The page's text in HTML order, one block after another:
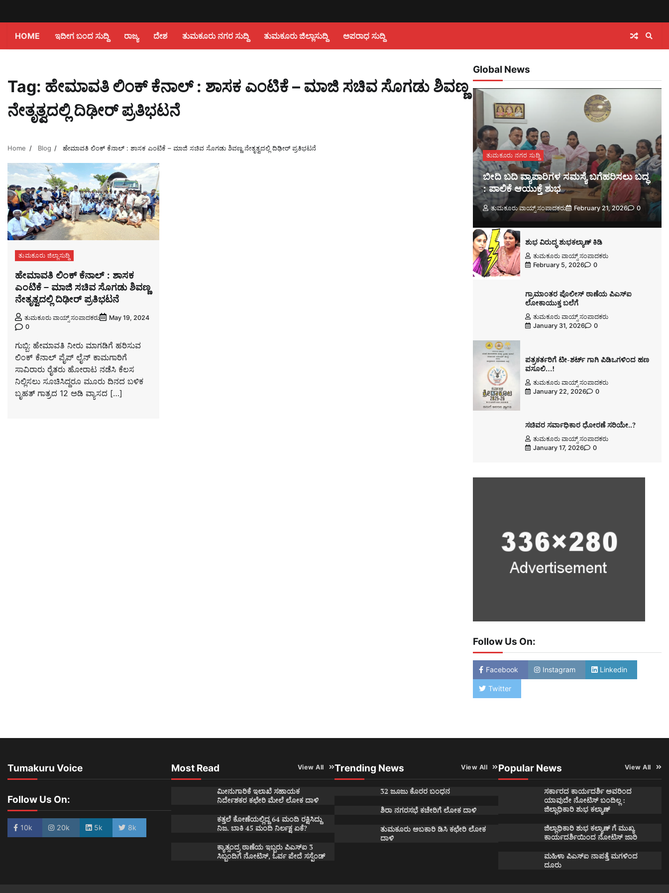
HOME ಇದೀಗ ಬಂದ ಸುದ್ದಿ ರಾಜ್ಯ ದೇಶ ತುಮಕೂರು ನಗರ ಸುದ್ದಿ ತುಮಕೂರು ಜಿಲ್ಲಾಸುದ್ದಿ ಅಪರಾಧ ಸುದ್ದಿ
Tag: ಹೇಮಾವತಿ ಲಿಂಕ್ ಕೆನಾಲ್ : ಶಾಸಕ ಎಂಟಿಕೆ – ಮಾಜಿ ಸಚಿವ ಸೊಗಡು ಶಿವಣ್ಣ
ನೇತೃತ್ವದಲ್ಲಿ ದಿಢೀರ್ ಪ್ರತಿಭಟನೆ
Home Blog ಹೇಮಾವತಿ ಲಿಂಕ್ ಕೆನಾಲ್ : ಶಾಸಕ ಎಂಟಿಕೆ – ಮಾಜಿ ಸಚಿವ ಸೊಗಡು ಶಿವಣ್ಣ ನೇತೃತ್ವದಲ್ಲಿ ದಿಢೀರ್ ಪ್ರತಿಭಟನೆ
ತುಮಕೂರು ಜಿಲ್ಲಾಸುದ್ದಿ
ಹೇಮಾವತಿ ಲಿಂಕ್ ಕೆನಾಲ್ : ಶಾಸಕ
ಎಂಟಿಕೆ – ಮಾಜಿ ಸಚಿವ ಸೊಗಡು ಶಿವಣ್ಣ
ನೇತೃತ್ವದಲ್ಲಿ ದಿಢೀರ್ ಪ್ರತಿಭಟನೆ
ತುಮಕೂರು ವಾಯ್ಸ್ ಸಂಪಾದಕರು
May 19, 2024
0
ಗುಬ್ಬಿ: ಹೇಮಾವತಿ ನೀರು ಮಾಗಡಿಗೆ ಹರಿಸುವ
ಲಿಂಕ್ ಕೆನಾಲ್ ಪೈಪ್ ಲೈನ್ ಕಾಮಗಾರಿಗೆ
ಸಾವಿರಾರು ರೈತರು ಹೋರಾಟ ನಡೆಸಿ ಕೆಲಸ
ನಿಲ್ಲಿಸಲು ಸೂಚಿಸಿದ್ದರೂ ಮೂರು ದಿನದ ಬಳಿಕ
ಬೃಹತ್ ಗಾತ್ರದ 12 ಅಡಿ ವ್ಯಾಸದ […]
Global News
ತುಮಕೂರು ನಗರ ಸುದ್ದಿ
ಬೀದಿ ಬದಿ ವ್ಯಾಪಾರಿಗಳ ಸಮಸ್ಯೆ ಬಗೆಹರಿಸಲು ಬದ್ಧ
: ಪಾಲಿಕೆ ಆಯುಕ್ತೆ ಶುಭ
ತುಮಕೂರು ವಾಯ್ಸ್ ಸಂಪಾದಕರು February 21, 2026 0
ಶುಭ ವಿರುದ್ಧ ಶುಭಕಲ್ಯಾಣ್ ಕಿಡಿ
ತುಮಕೂರು ವಾಯ್ಸ್ ಸಂಪಾದಕರು
February 5, 2026
0
ಗ್ರಾಮಾಂತರ ಪೊಲೀಸ್ ಠಾಣೆಯ ಪಿಎಸ್ಐ
ಲೋಕಾಯುಕ್ತ ಬಲೆಗೆ
ತುಮಕೂರು ವಾಯ್ಸ್ ಸಂಪಾದಕರು
January 31, 2026
0
ಪತ್ರಕರ್ತರಿಗೆ ಟೀ-ಶರ್ಟ್ ಗಾಗಿ ಪಿಡಿಒಗಳಿಂದ ಹಣ
ವಸೂಲಿ…!
ತುಮಕೂರು ವಾಯ್ಸ್ ಸಂಪಾದಕರು
January 22, 2026
0
ಸಚಿವರ ಸರ್ವಾಧಿಕಾರ ಧೋರಣೆ ಸರಿಯೇ..?
ತುಮಕೂರು ವಾಯ್ಸ್ ಸಂಪಾದಕರು
January 17, 2026
0
Follow Us On:
Facebook Instagram Linkedin
Twitter
Tumakuru Voice
Follow Us On:
10k 20k 5k 8k
Most Read View All
ಮೀನುಗಾರಿಕೆ ಇಲಾಖೆ ಸಹಾಯಕ
ನಿರ್ದೇಶಕರ ಕಛೇರಿ ಮೇಲೆ ಲೋಕ ದಾಳಿ
ಕತ್ತಲೆ ಕೋಣೆಯಲ್ಲಿದ್ದ 64 ಮಂದಿ ರಕ್ಷಿಸಿದ್ದು
ನಿಜ. ಬಾಕಿ 45 ಮಂದಿ ನಿರ್ಲಕ್ಷ ಏಕೆ?
ಕ್ಯಾತ್ಸಂದ್ರ ಠಾಣೆಯ ಇಬ್ಬರು ಪಿಎಸ್ಐ 3
ಸಿಬ್ಬಂದಿಗೆ ನೋಟಿಸ್, ಓರ್ವ ಪೇದೆ ಸಸ್ಪೆಂಡ್
Trending News View All
32 ಜೂಜು ಕೊರರ ಬಂಧನ
ಶಿರಾ ನಗರಸಭೆ ಕಚೇರಿಗೆ ಲೋಕ ದಾಳಿ
ತುಮಕೂರು ಅಬಕಾರಿ ಡಿಸಿ ಕಛೇರಿ ಲೋಕ
ದಾಳಿ
Popular News View All
ಸರ್ಕಾರದ ಕಾರ್ಯದರ್ಶಿ ಅವರಿಂದ
ಯಾವುದೇ ನೋಟಿಸ್ ಬಂದಿಲ್ಲ :
ಜಿಲ್ಲಾಧಿಕಾರಿ ಶುಭ ಕಲ್ಯಾಣ್
ಜಿಲ್ಲಾಧಿಕಾರಿ ಶುಭ ಕಲ್ಯಾಣ್ ಗೆ ಮುಖ್ಯ
ಕಾರ್ಯದರ್ಶಿಯಿಂದ ನೋಟಿಸ್ ಜಾರಿ
ಮಹಿಳಾ ಪಿಎಸ್ಐ ನಾಪತ್ತೆ ಮಗಳಿಂದ
ದೂರು